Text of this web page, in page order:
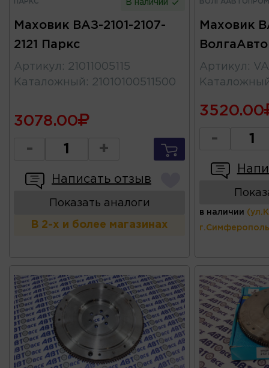
ПАРКС В наличии
Маховик ВАЗ-2101-2107-
2121 Паркс
Артикул : 21011005115
Каталожный : 21010100511500
3078.00
- +
Написать отзыв
Показать аналоги
В 2-х и более магазинах
ВОЛГААВТОПРОМ
Маховик
Артикул :
3520.00
-
в наличии